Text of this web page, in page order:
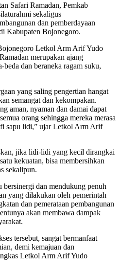
Safari Ramadan, Pemkab
sekaligus
dan pemberdayaan
Kabupaten Bojonegoro.
Letkol Arm Arif Yudo
merupakan ajang
dan beraneka ragam suku,
yang saling pengertian hangat
semangat dan kekompakan.
aman, nyaman dan damai dapat
orang sehingga mereka merasa
sapu lidi,” ujar Letkol Arm Arif
jika lidi-lidi yang kecil dirangkai
kekuatan, bisa membersihkan
sekalipun.
dan mendukung penuh
yang dilakukan oleh pemerintah
dan pemerataan pembangunan
akan membawa dampak
tersebut, sangat bermanfaat
demi kemajuan dan
Letkol Arm Arif Yudo